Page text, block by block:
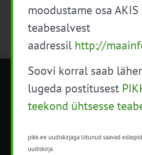
METK
Nõuandeteenistuse
moodustame osa AKIS
teabesalvest
aadressil http://
Soovi korral saab
lugeda postitusest
teekond ühtsesse
pikk.ee uudiskirjaga liitunud saavad
uudiskirja.